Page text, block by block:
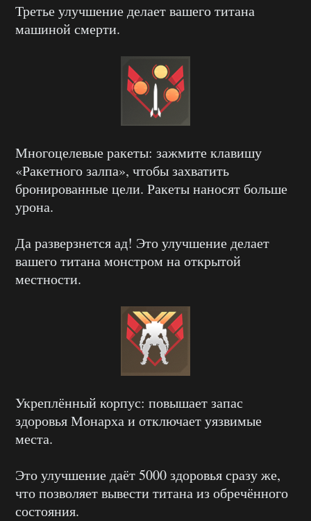
Третье улучшение делает вашего титана
машиной смерти.
Многоцелевые ракеты: зажмите клавишу
«Ракетного залпа», чтобы захватить
бронированные цели. Ракеты наносят больше
урона.
Да разверзнется ад! Это улучшение делает
вашего титана монстром на открытой
местности.
Укреплённый корпус: повышает запас
здоровья Монарха и отключает уязвимые
места.
Это улучшение даёт 5000 здоровья сразу же,
что позволяет вывести титана из обречённого
состояния.